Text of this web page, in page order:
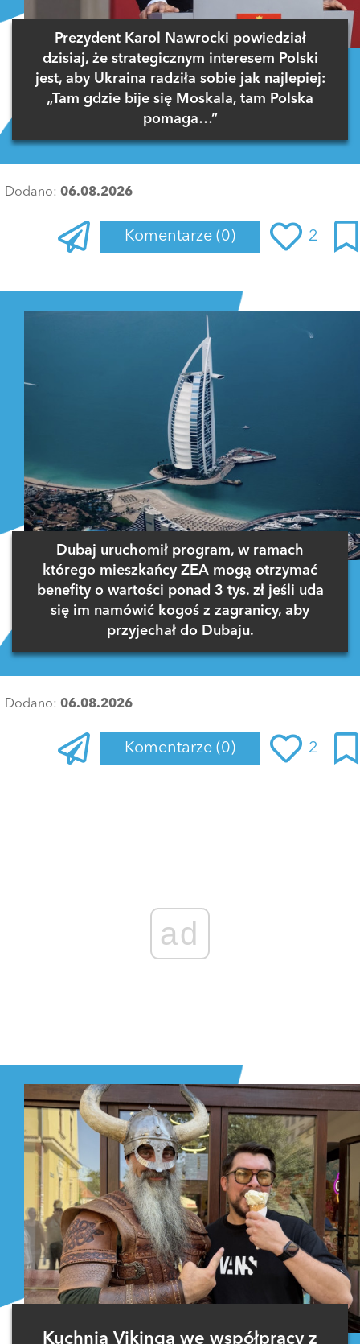
Prezydent Karol Nawrocki powiedział
dzisiaj, że strategicznym interesem Polski
jest, aby Ukraina radziła sobie jak najlepiej:
„Tam gdzie bije się Moskala, tam Polska
pomaga…”
Dodano: 06.08.2026
Komentarze (0) 2
Dubaj uruchomił program, w ramach
którego mieszkańcy ZEA mogą otrzymać
benefity o wartości ponad 3 tys. zł jeśli uda
się im namówić kogoś z zagranicy, aby
przyjechał do Dubaju.
Dodano: 06.08.2026
Komentarze (0) 2
ad
Kuchnia Vikinga we współpracy z